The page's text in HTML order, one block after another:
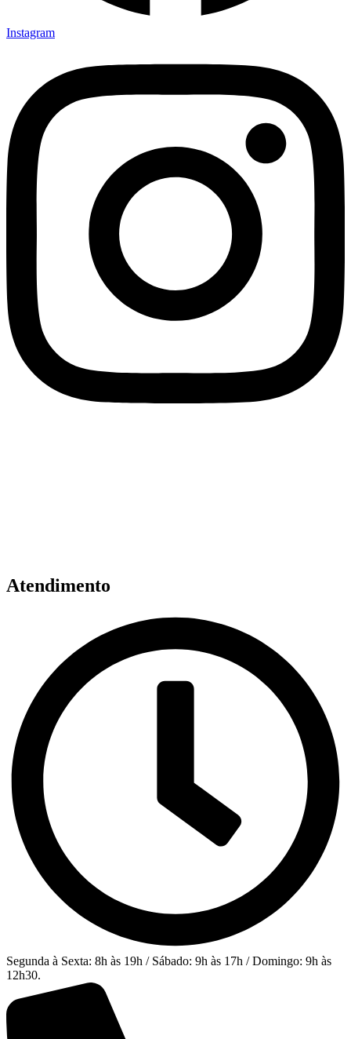
Instagram
Atendimento
Segunda à Sexta: 8h às 19h / Sábado: 9h às 17h / Domingo: 9h às
12h30.